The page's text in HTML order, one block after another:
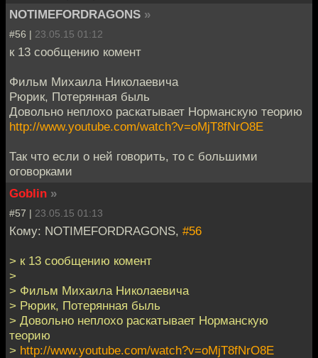
NOTIMEFORDRAGONS »
#56 | 23.05.15 01:12
к 13 сообщению комент
Фильм Михаила Николаевича
Рюрик, Потерянная быль
Довольно неплохо раскатывает Норманскую теорию
http://www.youtube.com/watch?v=oMjT8fNrO8E
Так что если о ней говорить, то с большими
оговорками
Goblin »
#57 | 23.05.15 01:13
Кому: NOTIMEFORDRAGONS, #56
> к 13 сообщению комент
>
> Фильм Михаила Николаевича
> Рюрик, Потерянная быль
> Довольно неплохо раскатывает Норманскую
теорию
> http://www.youtube.com/watch?v=oMjT8fNrO8E